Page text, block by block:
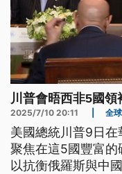
川普會晤西非5國
2025/7/10 20:11 全球
美國總統川普9日在
聚焦在這5國豐富的
以抗衡俄羅斯與中